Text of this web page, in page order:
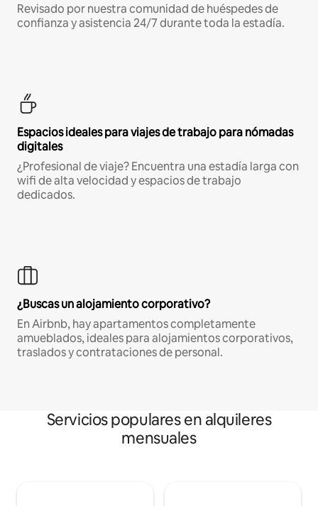
Revisado por nuestra comunidad de huéspedes de
confianza y asistencia 24/7 durante toda la estadía.
Espacios ideales para viajes de trabajo para nómadas
digitales
¿Profesional de viaje? Encuentra una estadía larga con
wifi de alta velocidad y espacios de trabajo
dedicados.
¿Buscas un alojamiento corporativo?
En Airbnb, hay apartamentos completamente
amueblados, ideales para alojamientos corporativos,
traslados y contrataciones de personal.
Servicios populares en alquileres
mensuales